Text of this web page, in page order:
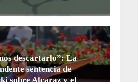
descartarlo”: La
sentencia de
sobre Alcaraz y el